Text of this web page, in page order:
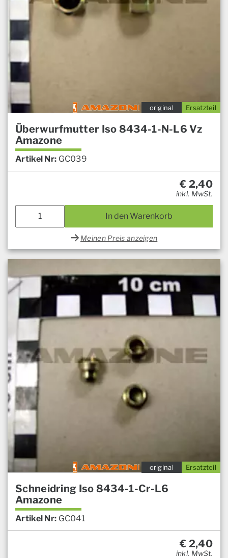
Ersatzteil
original
Überwurfmutter Iso 8434-1-N-L6 Vz
Amazone
Artikel Nr: GC039
€ 2,40
inkl. MwSt.
In den Warenkorb
Meinen Preis anzeigen
Ersatzteil
original
Schneidring Iso 8434-1-Cr-L6
Amazone
Artikel Nr: GC041
€ 2,40
inkl. MwSt.